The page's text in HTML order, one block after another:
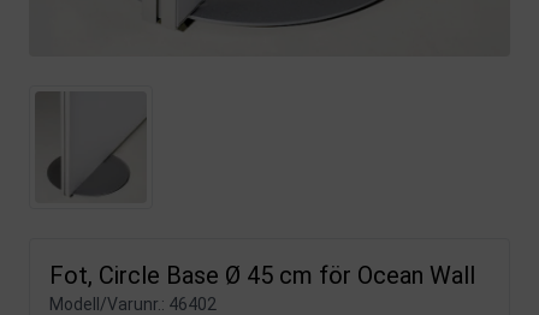
Fot, Circle Base Ø 45 cm för Ocean Wall
Modell/Varunr.: 46402